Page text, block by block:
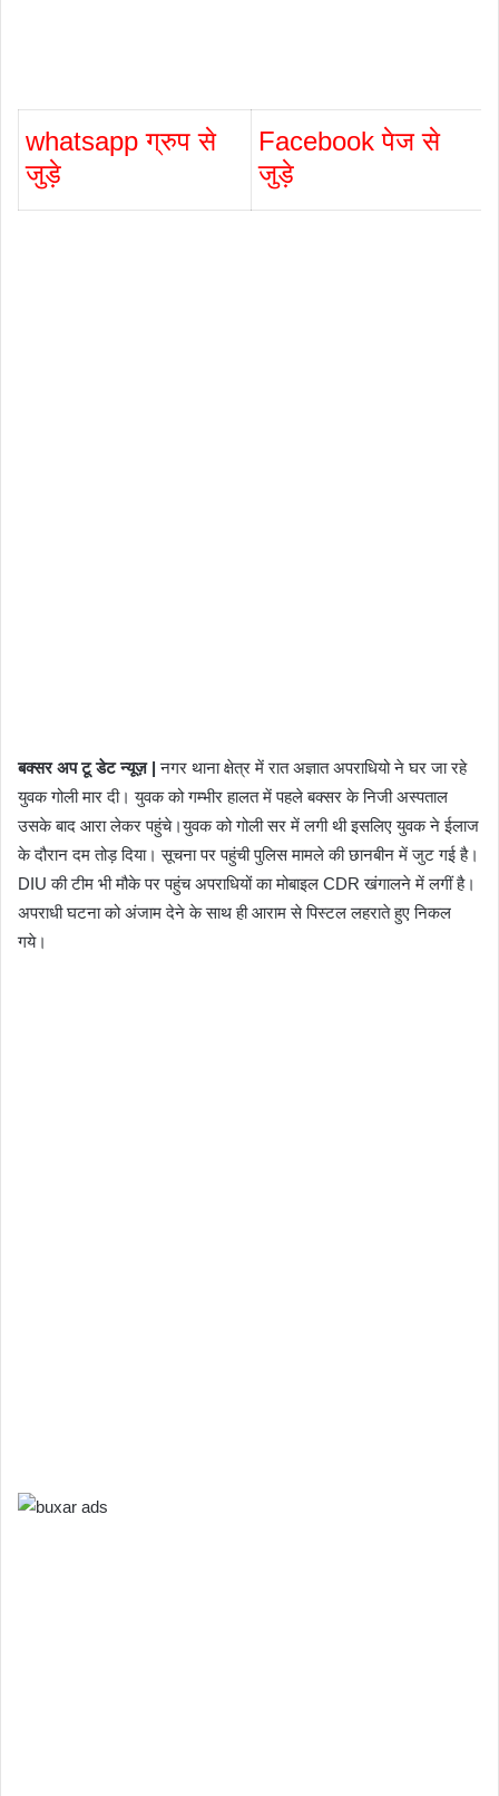
whatsapp ग्रुप से
जुड़े
Facebook पेज से
जुड़े
बक्सर अप टू डेट न्यूज़ | नगर थाना क्षेत्र में रात अज्ञात अपराधियो ने घर जा रहे
युवक गोली मार दी। युवक को गम्भीर हालत में पहले बक्सर के निजी अस्पताल
उसके बाद आरा लेकर पहुंचे।युवक को गोली सर में लगी थी इसलिए युवक ने ईलाज
के दौरान दम तोड़ दिया। सूचना पर पहुंची पुलिस मामले की छानबीन में जुट गई है।
DIU की टीम भी मौके पर पहुंच अपराधियों का मोबाइल CDR खंगालने में लगीं है।
अपराधी घटना को अंजाम देने के साथ ही आराम से पिस्टल लहराते हुए निकल
गये।